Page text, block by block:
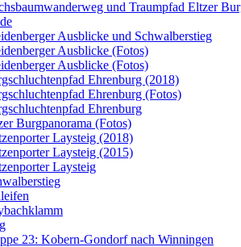
und Traumpfad Eltzer
Ausblicke und Schwalberstieg
Ausblicke (Fotos)
Ausblicke (Fotos)
Ehrenburg (2018)
Ehrenburg (Fotos)
Ehrenburg
Burgpanorama (Fotos)
Laysteig (2018)
Laysteig (2015)
Laysteig
23: Kobern-Gondorf nach Winningen